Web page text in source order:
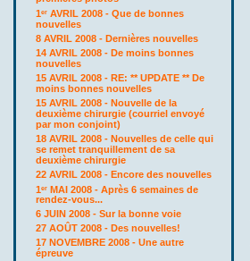
1er AVRIL 2008 - Que de bonnes
nouvelles
8 AVRIL 2008 - Dernières nouvelles
14 AVRIL 2008 - De moins bonnes
nouvelles
15 AVRIL 2008 - RE: ** UPDATE ** De
moins bonnes nouvelles
15 AVRIL 2008 - Nouvelle de la
deuxième chirurgie (courriel envoyé
par mon conjoint)
18 AVRIL 2008 - Nouvelles de celle qui
se remet tranquillement de sa
deuxième chirurgie
22 AVRIL 2008 - Encore des nouvelles
1 er MAI 2008 - Après 6 semaines de
rendez-vous...
6 JUIN 2008 - Sur la bonne voie
27 AOÛT 2008 - Des nouvelles!
17 NOVEMBRE 2008 - Une autre
épreuve